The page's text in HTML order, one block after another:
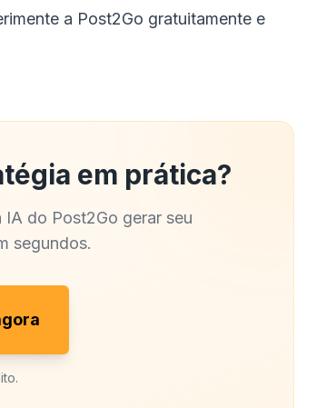
a Post2Go gratuitamente e
em prática?
do Post2Go gerar seu
segundos.